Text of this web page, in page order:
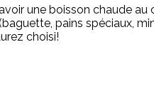
une boisson chaude
pains spéciaux,
choisi!